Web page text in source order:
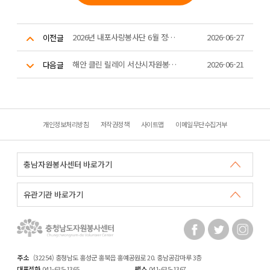
이전글 2026년 내포사랑봉사단 6월 정기 제과제빵 활동 2026-06-27
다음글 해안 클린 릴레이 서산시자원봉사센터 활동 2026-06-21
개인정보처리방침 저작권정책 사이트맵 이메일무단수집거부
주소 (32254) 충청남도 홍성군 홍북읍 홍예공원로 20. 충남공감마루 3층